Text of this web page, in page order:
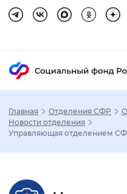
Настройка
Главная Отделения СФР
Новости отделения
Управляющая отделением